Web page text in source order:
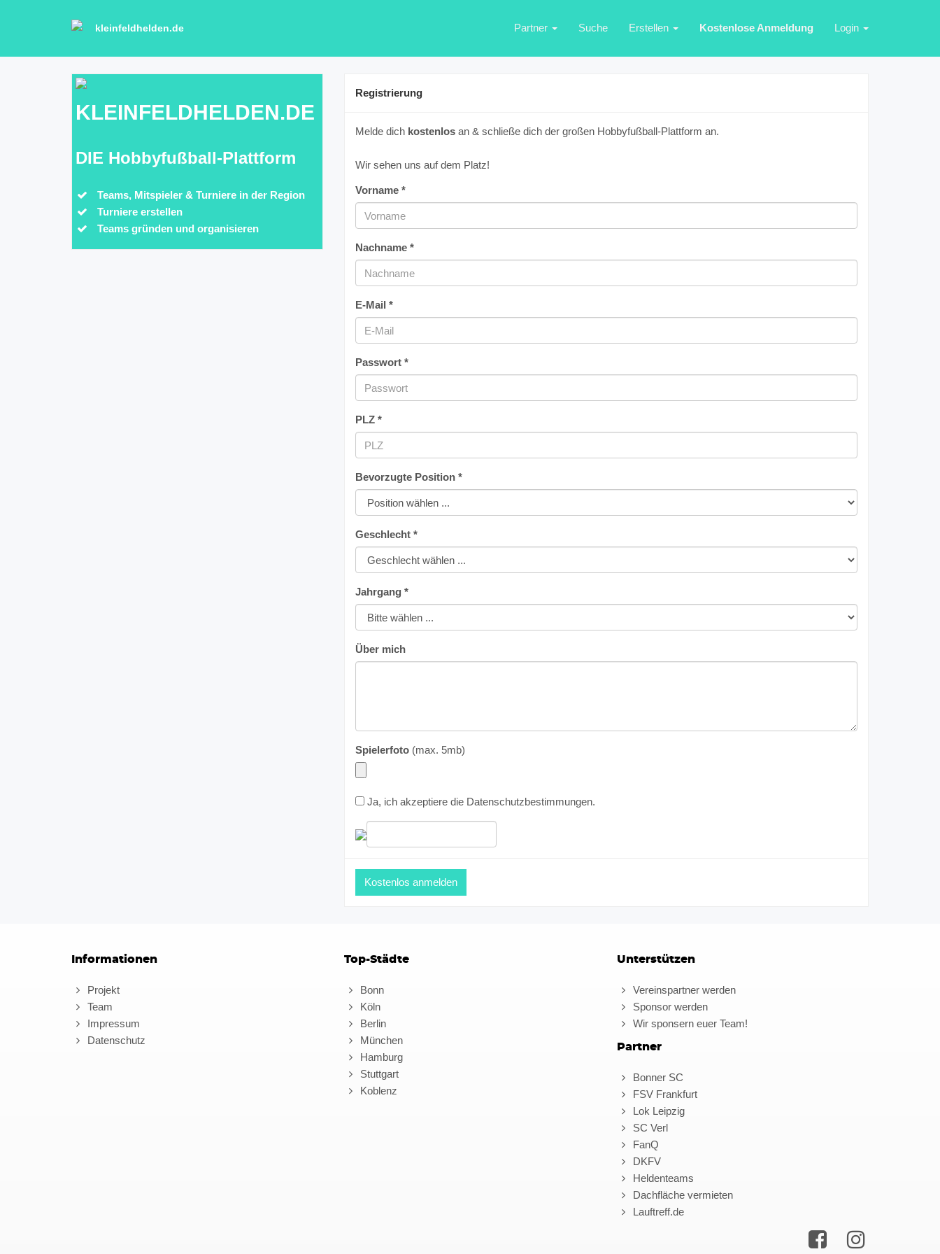
kleinfeldhelden.de Partner Suche Erstellen Kostenlose Anmeldung Login
KLEINFELDHELDEN.DE
DIE Hobbyfußball-Plattform
Teams, Mitspieler & Turniere in der Region
Turniere erstellen
Teams gründen und organisieren
Registrierung
Melde dich kostenlos an & schließe dich der großen Hobbyfußball-Plattform an.
Wir sehen uns auf dem Platz!
Vorname *
Nachname *
E-Mail *
Passwort *
PLZ *
Bevorzugte Position *
Geschlecht *
Jahrgang *
Über mich
Spielerfoto (max. 5mb)
Ja, ich akzeptiere die Datenschutzbestimmungen.
Informationen
Projekt
Team
Impressum
Datenschutz
Top-Städte
Bonn
Köln
Berlin
München
Hamburg
Stuttgart
Koblenz
Unterstützen
Vereinspartner werden
Sponsor werden
Wir sponsern euer Team!
Partner
Bonner SC
FSV Frankfurt
Lok Leipzig
SC Verl
FanQ
DKFV
Heldenteams
Dachfläche vermieten
Lauftreff.de